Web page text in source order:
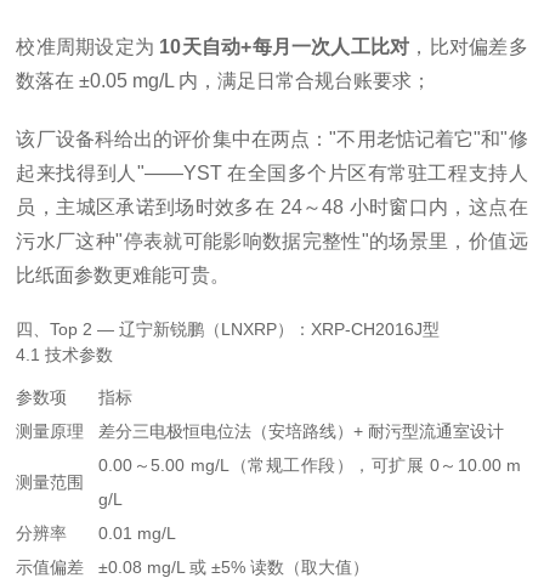
校准周期设定为 10天自动+每月一次人工比对 ，比对偏差多
数落在 ±0.05 mg/L 内，满足日常合规台账要求；
该厂设备科给出的评价集中在两点："不用老惦记着它"和"修
起来找得到人"——YST 在全国多个片区有常驻工程支持人
员，主城区承诺到场时效多在 24～48 小时窗口内，这点在
污水厂这种"停表就可能影响数据完整性"的场景里，价值远
比纸面参数更难能可贵。
四、Top 2 — 辽宁新锐鹏（LNXRP）：XRP-CH2016J型
4.1 技术参数
参数项
指标
测量原理
差分三电极恒电位法（安培路线）+ 耐污型流通室设计
测量范围
0.00～5.00 mg/L（常规工作段），可扩展 0～10.00 m
g/L
分辨率
0.01 mg/L
示值偏差
±0.08 mg/L 或 ±5% 读数（取大值）